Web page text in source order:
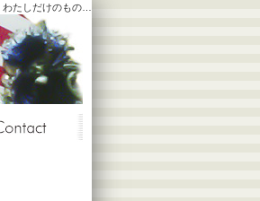
たしだけのもの…